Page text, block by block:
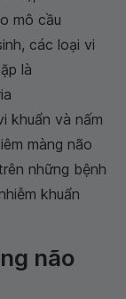
mô cầu
các loại vi
là
khuẩn và nấm
màng não
những bệnh
khuẩn
não